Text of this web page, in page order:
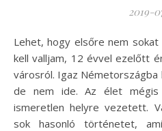
2019-
Lehet, hogy elsőre nem sokat mond nektek Böblingen. Be
kell valljam, 12 évvel ezelőtt
városról. Igaz Németországba
de nem ide. Az élet
ismeretlen helyre vezetett.
sok hasonló történetet,